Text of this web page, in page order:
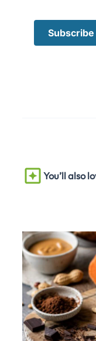
You’ll also